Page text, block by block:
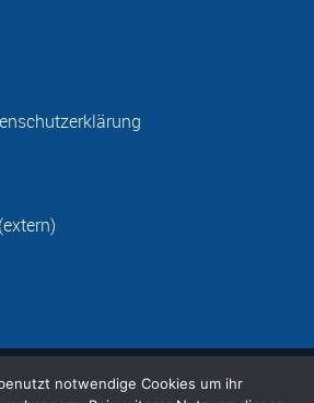
2026 RSV Eintracht 1949 e.V.
notwendige Cookies um ihr